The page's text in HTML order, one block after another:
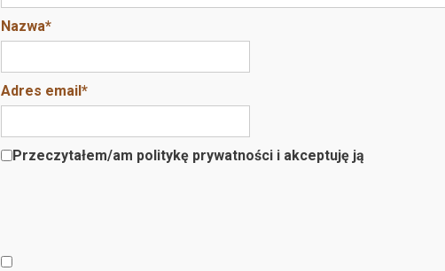
Nazwa*
Adres email *
Przeczytałem/am politykę prywatności i akceptuję ją